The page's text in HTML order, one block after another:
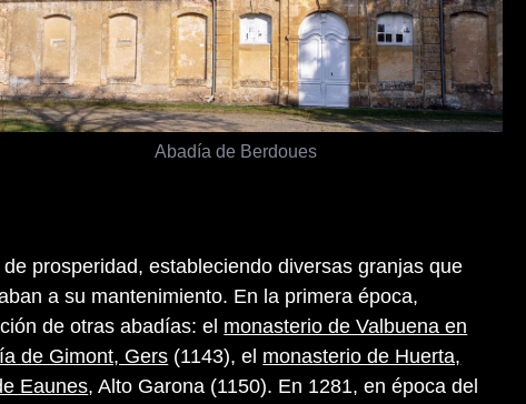
Abadía de Berdoues
prosperidad, estableciendo diversas granjas que
a su mantenimiento. En la primera época,
de otras abadías: el monasterio de Valbuena en
de Gimont, Gers (1143), el monasterio de Huerta,
Eaunes, Alto Garona (1150). En 1281, en época del